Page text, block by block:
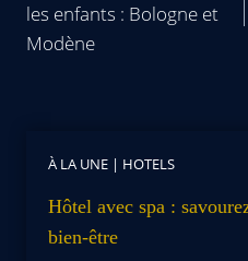
les enfants : Bologne et
Modène
À LA UNE | HOTELS
Hôtel avec spa :
bien-être